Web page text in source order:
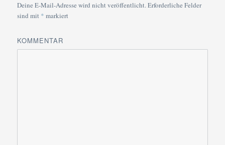
Deine E-Mail-Adresse wird nicht veröffentlicht.Erforderliche Felder
sind mit * markiert
KOMMENTAR